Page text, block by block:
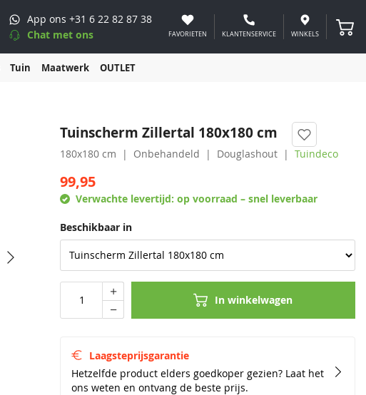
App ons +31 6 22 82 87 38
Chat met ons FAVORIETEN KLANTENSERVICE WINKELS
Tuin Maatwerk OUTLET
Tuinscherm Zillertal 180x180 cm
180x180 cm Onbehandeld Douglashout Tuindeco
99,95
Verwachte levertijd: op voorraad – snel leverbaar
Beschikbaar in
In winkelwagen
Laagsteprijsgarantie
Hetzelfde product elders goedkoper gezien? Laat het
ons weten en ontvang de beste prijs.